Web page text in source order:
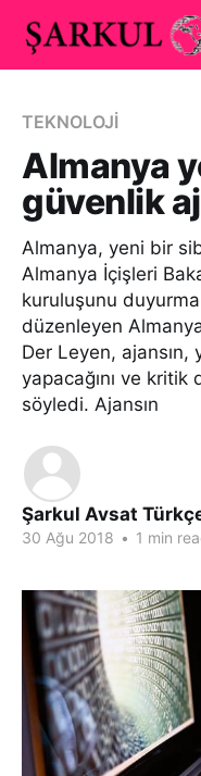
TEKNOLOJİ
Almanya
güvenlik
Almanya, yeni bir
Almanya İçişleri
kuruluşunu
düzenleyen
Der Leyen, ajansın,
yapacağını ve kritik
söyledi. Ajansın
Şarkul Avsat
30 Ağu 2018 • 1 min